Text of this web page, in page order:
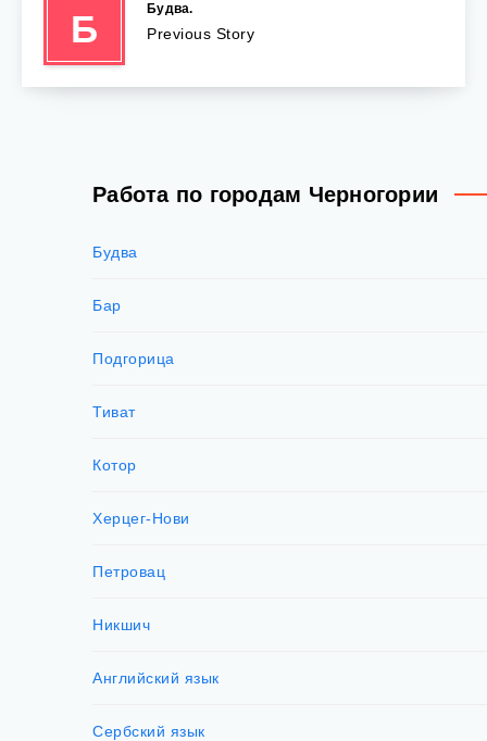
Б Будва.
Previous Story
Работа по городам Черногории
Будва
Бар
Подгорица
Тиват
Котор
Херцег-Нови
Петровац
Никшич
Английский язык
Сербский язык